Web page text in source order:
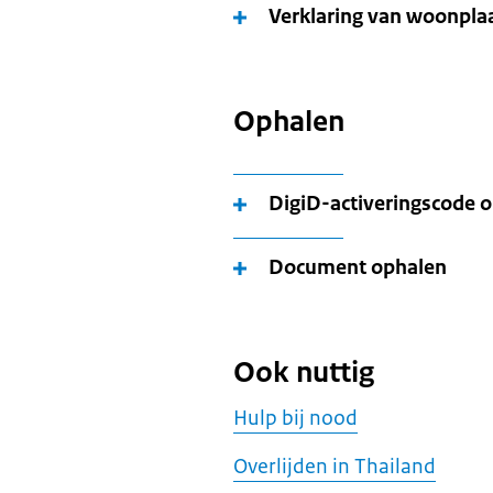
Verklaring van
Ophalen
DigiD-activeringscode
Document ophalen
Ook nuttig
Hulp bij nood
Overlijden in Thailand